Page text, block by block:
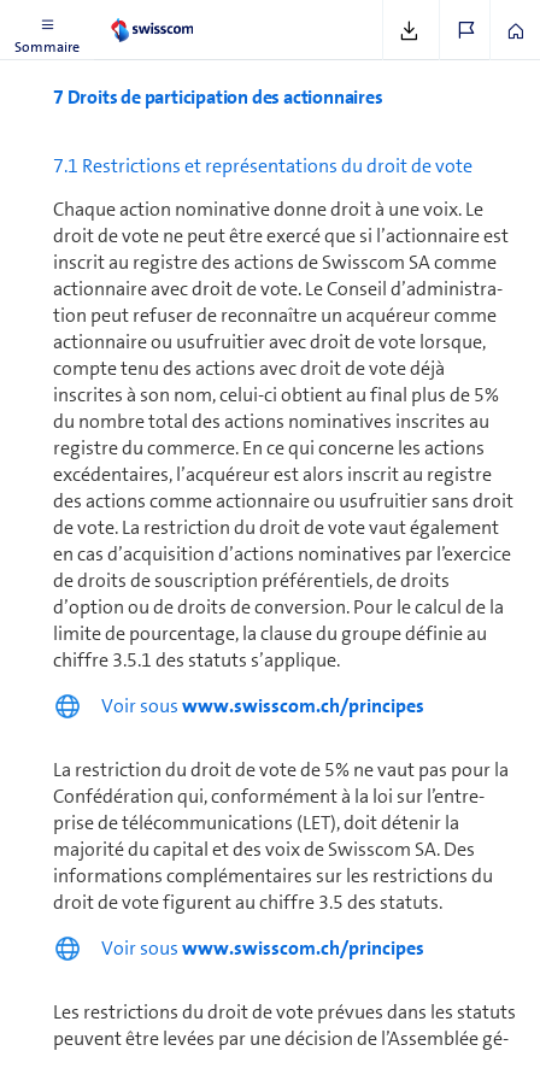
Sommaire
7 Droits de par­ti­ci­pa­tion des ac­tion­naires
7.1 Restrictions et représentations du droit de vote
Chaque action nominative donne droit à une voix. Le
droit de vote ne peut être exercé que si l’actionnaire est
inscrit au registre des actions de Swisscom SA comme
actionnaire avec droit de vote. Le Conseil d’ad­mi­nis­tra­
tion peut refuser de reconnaître un acquéreur comme
actionnaire ou usufruitier avec droit de vote lorsque,
compte tenu des actions avec droit de vote déjà
inscrites à son nom, celui-ci obtient au final plus de 5%
du nombre total des actions nominatives inscrites au
registre du commerce. En ce qui concerne les actions
excédentaires, l’acquéreur est alors inscrit au registre
des actions comme actionnaire ou usufruitier sans droit
de vote. La restriction du droit de vote vaut éga­le­ment
en cas d’acquisition d’actions nominatives par l’exercice
de droits de souscription pré­fé­ren­tiels, de droits
d’option ou de droits de conversion. Pour le calcul de la
limite de pourcentage, la clause du groupe définie au
chiffre 3.5.1 des statuts s’applique.
Voir souswww.swisscom.ch/principes
La restriction du droit de vote de 5% ne vaut pas pour la
Confédération qui, conformément à la loi sur l’en­tre­
prise de télécom­mu­ni­ca­tions (LET), doit détenir la
majorité du capital et des voix de Swisscom SA. Des
informations com­plé­men­taires sur les restrictions du
droit de vote figurent au chiffre 3.5 des statuts.
Voir souswww.swisscom.ch/principes
Les restrictions du droit de vote prévues dans les statuts
peuvent être levées par une décision de l’Assemblée gé­